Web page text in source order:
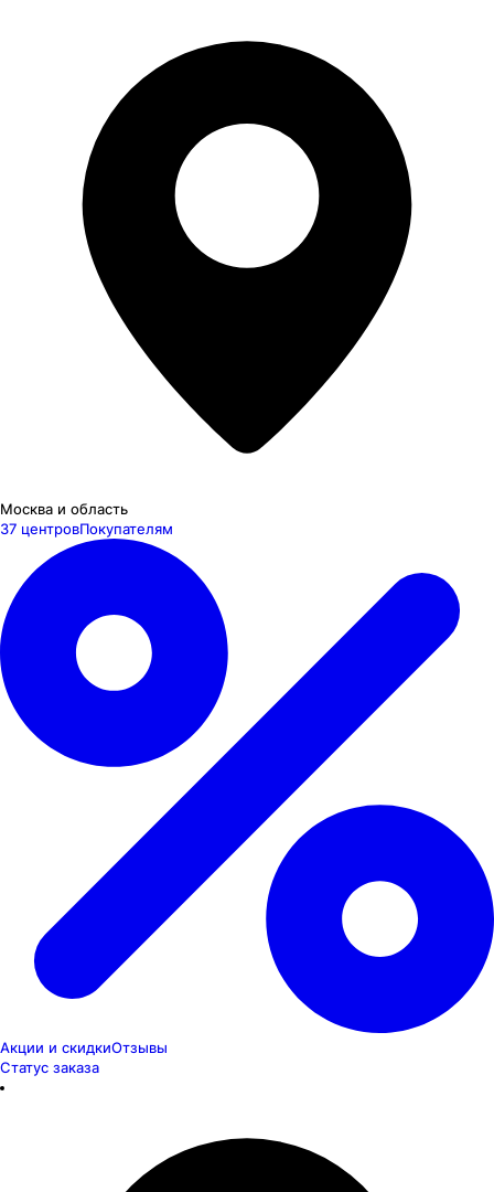
Москва и область
37 центровПокупателям
Акции и скидкиОтзывы
Статус заказа